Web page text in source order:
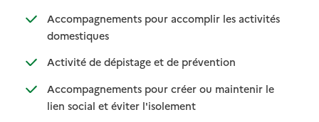
Accompagnements pour accomplir les activités
domestiques: disponible
: non disponible
Activité de dépistage et de prévention: disponible
: non disponible
Accompagnements pour créer ou maintenir le
lien social et éviter l'isolement: disponible
: non disponible